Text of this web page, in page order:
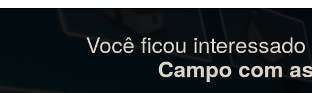
documentado. Financia